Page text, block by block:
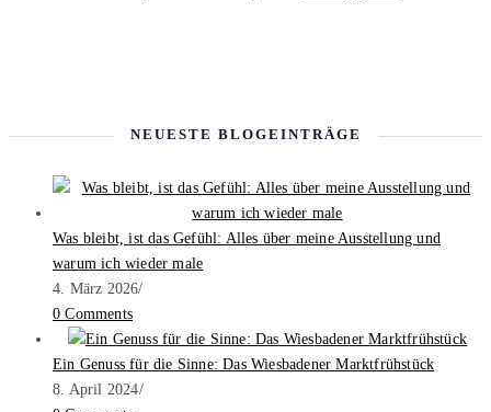
NEUESTE BLOGEINTRÄGE
Was bleibt, ist das Gefühl: Alles über meine Ausstellung und
warum ich wieder male
4. März 2026/
0 Comments
Ein Genuss für die Sinne: Das Wiesbadener Marktfrühstück
8. April 2024/